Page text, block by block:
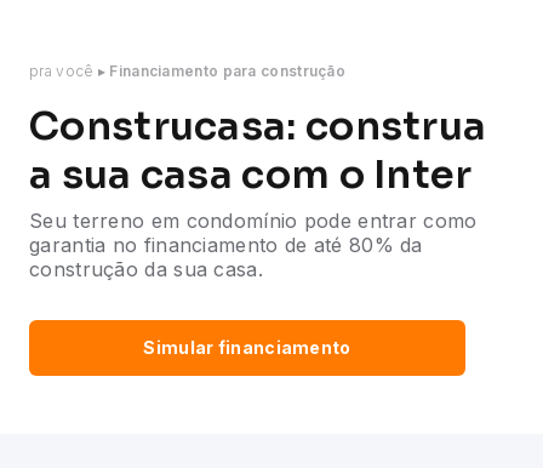
pra você ▸ Financiamento para construção
Construcasa: construa
a sua casa com o Inter
Seu terreno em condomínio pode entrar como
garantia no financiamento de até 80% da
construçãoda sua casa.
Simular financiamento